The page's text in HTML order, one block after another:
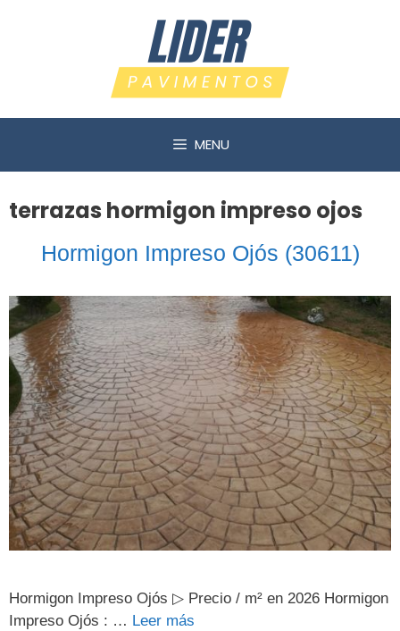
MENU
terrazas hormigon impreso ojos
Hormigon Impreso Ojós (30611)
Hormigon Impreso Ojós ▷ Precio / m² en 2026 Hormigon
Impreso Ojós : … Leer más